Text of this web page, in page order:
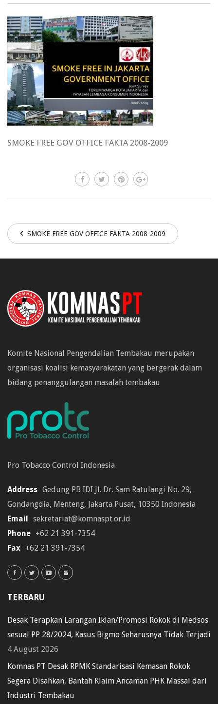
SMOKE FREE GOV OFFICE FAKTA 2008-2009
SMOKE FREE GOV OFFICE FAKTA 2008-2009
Komite Nasional Pengendalian Tembakau merupakan
organisasi koalisi kemasyarakatan yang bergerak dalam
bidang penanggulangan masalah tembakau
Pro Tobacco Control Indonesia
Address Gedung PB IDI Jl. Dr. Sam Ratulangi No. 29,
Gondangdia, Menteng, Jakarta Pusat, 10350 Indonesia
Email
sekretariat@komnaspt.or.id
Phone +62 21 391-7354
Fax +62 21 391-7354
TERBARU
Desak Terapkan Larangan Iklan/Promosi Rokok di Medsos
sesuai PP 28/2024, Kasus Bigmo Seharusnya Tidak Terjadi
4 August 2026
Komnas PT Desak RPMK Standarisasi Kemasan Rokok
Segera Disahkan, Bantah Klaim Ancaman PHK Massal dari
Industri Tembakau